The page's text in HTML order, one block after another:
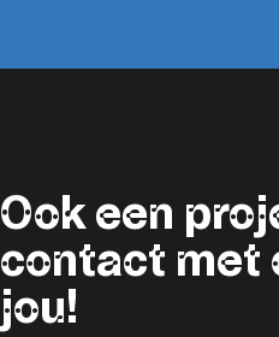
Ook een
contact met
jou!